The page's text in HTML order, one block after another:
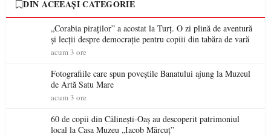
DIN ACEEAȘI CATEGORIE
„Corabia piraților” a acostat la Turț. O zi plină de aventură
și lecții despre democrație pentru copiii din tabăra de vară
acum 3 ore
Fotografiile care spun poveștile Banatului ajung la Muzeul
de Artă Satu Mare
acum 3 ore
60 de copii din Călinești-Oaș au descoperit patrimoniul
local la Casa Muzeu „Iacob Mărcuț”